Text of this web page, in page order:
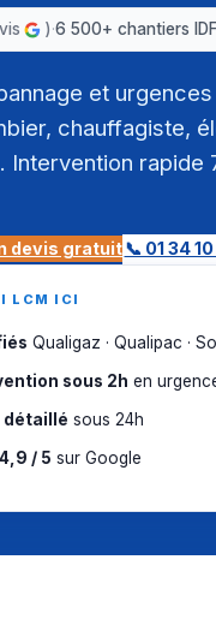
)·6 500+ chantiers IDF
et
chauffagiste,
Intervention rapide
devis gratuit📞 01 34
LCM ICI
Qualigaz · Qualipac ·
sous 2h en
détaillé sous 24h
/ 5 sur Google